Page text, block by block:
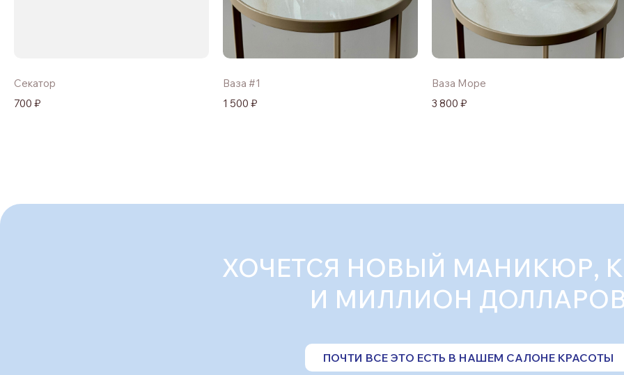
1 500 ₽
Ваза #1
3 800 ₽
Ваза Море
700 ₽
Секатор
ХОЧЕТСЯ НОВЫЙ МАНИКЮР,
И МИЛЛИОН
ПОЧТИ ВСЕ ЭТО ЕСТЬ В НАШЕМ САЛОНЕ КРАСОТЫ